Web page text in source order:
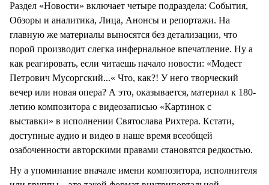
Раздел «Новости» включает четыре подраздела: События,
Обзоры и аналитика, Лица, Анонсы и репортажи. На
главную же материалы выносятся без детализации, что
порой производит слегка инфернальное впечатление. Ну а
как реагировать, если читаешь начало новости: «Модест
Петрович Мусоргский...« Что, как?! У него творческий
вечер или новая опера? А это, оказывается, материал к 180-
летию композитора с видеозаписью «Картинок с
выставки» в исполнении Святослава Рихтера. Кстати,
доступные аудио и видео в наше время всеобщей
озабоченности авторскими правами становятся редкостью.
Ну а упоминание вначале имени композитора, исполнителя